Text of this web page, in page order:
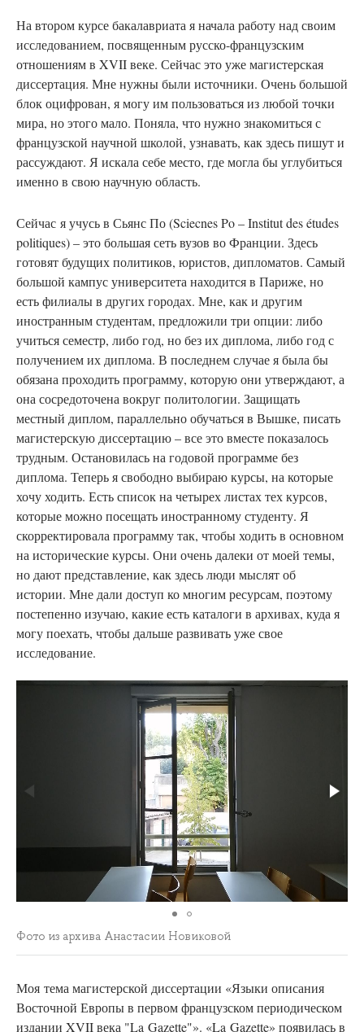
На втором курсе бакалавриата я начала работу над своим
исследованием, посвященным русско-французским
отношениям в XVII веке. Сейчас это уже магистерская
диссертация. Мне нужны были источники. Очень большой
блок оцифрован, я могу им пользоваться из любой точки
мира, но этого мало. Поняла, что нужно знакомиться с
французской научной школой, узнавать, как здесь пишут и
рассуждают. Я искала себе место, где могла бы углубиться
именно в свою научную область.
Сейчас я учусь в Сьянс По (Sciecnes Po – Institut des études
politiques) – это большая сеть вузов во Франции. Здесь
готовят будущих политиков, юристов, дипломатов. Самый
большой кампус университета находится в Париже, но
есть филиалы в других городах. Мне, как и другим
иностранным студентам, предложили три опции: либо
учиться семестр, либо год, но без их диплома, либо год с
получением их диплома. В последнем случае я была бы
обязана проходить программу, которую они утверждают, а
она сосредоточена вокруг политологии. Защищать
местный диплом, параллельно обучаться в Вышке, писать
магистерскую диссертацию – все это вместе показалось
трудным. Остановилась на годовой программе без
диплома. Теперь я свободно выбираю курсы, на которые
хочу ходить. Есть список на четырех листах тех курсов,
которые можно посещать иностранному студенту. Я
скорректировала программу так, чтобы ходить в основном
на исторические курсы. Они очень далеки от моей темы,
но дают представление, как здесь люди мыслят об
истории. Мне дали доступ ко многим ресурсам, поэтому
постепенно изучаю, какие есть каталоги в архивах, куда я
могу поехать, чтобы дальше развивать уже свое
исследование.
Фото из архива Анастасии Новиковой
Моя тема магистерской диссертации «Языки описания
Восточной Европы в первом французском периодическом
издании XVII века "La Gazette"». «La Gazette» появилась в